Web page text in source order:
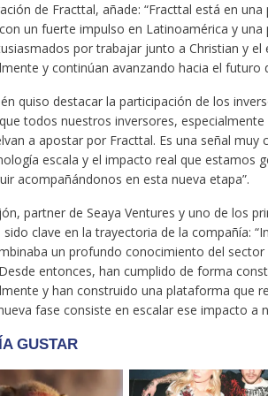
de Fracttal, añade: “Fracttal está en
un fuerte impulso en Latinoamérica y
por trabajar junto a Christian y
y continúan avanzando hacia el futuro
quiso destacar la participación de los
todos nuestros inversores,
a apostar por Fracttal. Es una señal
escala y el impacto real que estamos
acompañándonos en esta nueva etapa”.
partner de Seaya Ventures y uno de los
clave en la trayectoria de la compañía:
un profundo conocimiento del
entonces, han cumplido de forma
y han construido una plataforma que
fase consiste en escalar ese impacto a